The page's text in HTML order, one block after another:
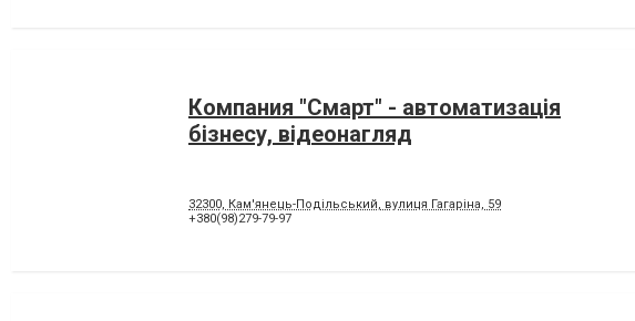
Компания "Смарт" - автоматизація
бізнесу, відеонагляд
32300, Кам'янець-Подільський, вулиця Гагаріна, 59
+380(98)279-79-97